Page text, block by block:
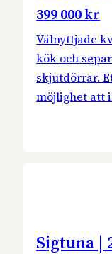
399 000 kr
Välnyttjade
kök och
skjutdörrar.
möjlighet att
Sigtuna |